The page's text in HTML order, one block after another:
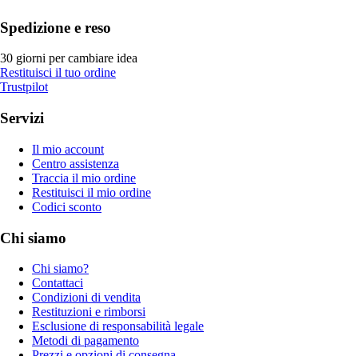
Spedizione e reso
30 giorni per cambiare idea
Restituisci il tuo ordine
Trustpilot
Servizi
Il mio account
Centro assistenza
Traccia il mio ordine
Restituisci il mio ordine
Codici sconto
Chi siamo
Chi siamo?
Contattaci
Condizioni di vendita
Restituzioni e rimborsi
Esclusione di responsabilità legale
Metodi di pagamento